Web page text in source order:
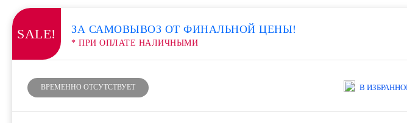
SALE! ЗА САМОВЫВОЗ ОТ ФИНАЛЬНОЙ ЦЕНЫ!
* ПРИ ОПЛАТЕ НАЛИЧНЫМИ
ВРЕМЕННО ОТСУТСТВУЕТ В